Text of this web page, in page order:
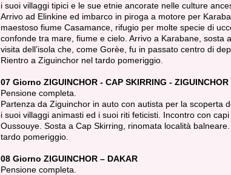
i suoi villaggi tipici e le sue etnie ancorate nelle culture
Arrivo ad Elinkine ed imbarco in piroga a motore per
maestoso fiume Casamance, rifugio per molte specie di
confonde tra mare, fiume e cielo. Arrivo a Karabane, sosta
visita dell’isola che, come Gorèe, fu in passato centro di
Rientro a Ziguinchor nel tardo pomeriggio.
07 Giorno ZIGUINCHOR - CAP SKIRRING - ZIGUINCHOR
Pensione completa.
Partenza da Ziguinchor in auto con autista per la scoperta
i suoi villaggi animasti ed i suoi riti feticisti. Incontro con capi
Oussouye. Sosta a Cap Skirring, rinomata località
tardo pomeriggio.
08 Giorno ZIGUINCHOR – DAKAR
Pensione completa.